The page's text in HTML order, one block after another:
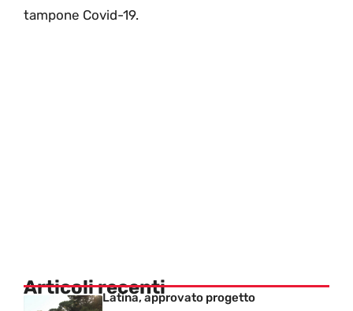
tampone Covid-19.
Articoli recentiLatina, approvato progetto